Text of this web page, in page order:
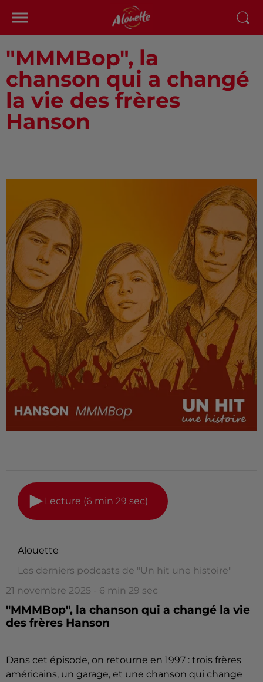
"MMMBop", la
chanson qui a changé
la vie des frères
Hanson
Lecture (6 min 29 sec)
Alouette
Les derniers podcasts de "Un hit une histoire"
21 novembre 2025 - 6 min 29 sec
"MMMBop", la chanson qui a changé la vie
des frères Hanson
Dans cet épisode, on retourne en 1997 : trois frères
américains, un garage, et une chanson qui change